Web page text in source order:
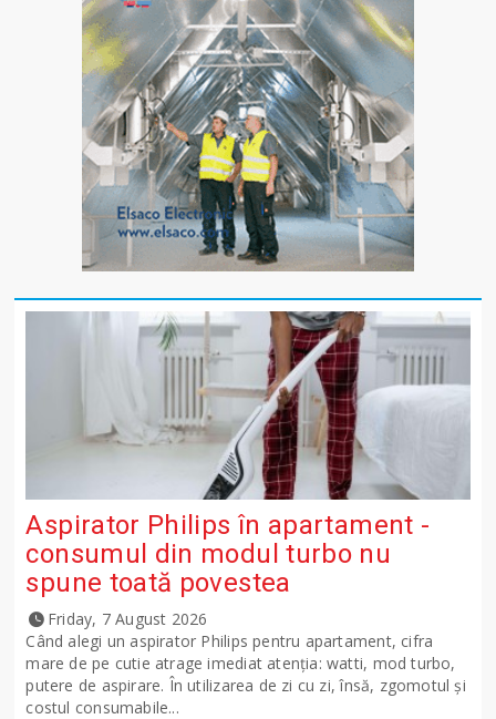
Aspirator Philips în apartament -
consumul din modul turbo nu
spune toată povestea
Friday, 7 August 2026
Când alegi un aspirator Philips pentru apartament, cifra
mare de pe cutie atrage imediat atenția: watti, mod turbo,
putere de aspirare. În utilizarea de zi cu zi, însă, zgomotul și
costul consumabile...